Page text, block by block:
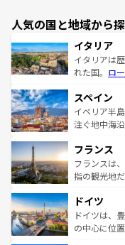
人気の国と地域から
イタリア
イタリアは
れた国。 ロ
ろん、トス
景など、自
ピザやパス
ませてくれ
なお、新着
しい。
スペイン
イベリア半
注ぐ地中海
文化が根付
れる闘牛、
る。首都マ
の城塞都市
せる。地方
フランス
フランスは
指の観光地
で、幅広い
聖堂、美し
から魅了す
ドイツ
ドイツは、
の中心に位